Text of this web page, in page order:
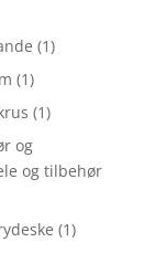
(1)
(1)
(1)
og
og tilbehør
(1)